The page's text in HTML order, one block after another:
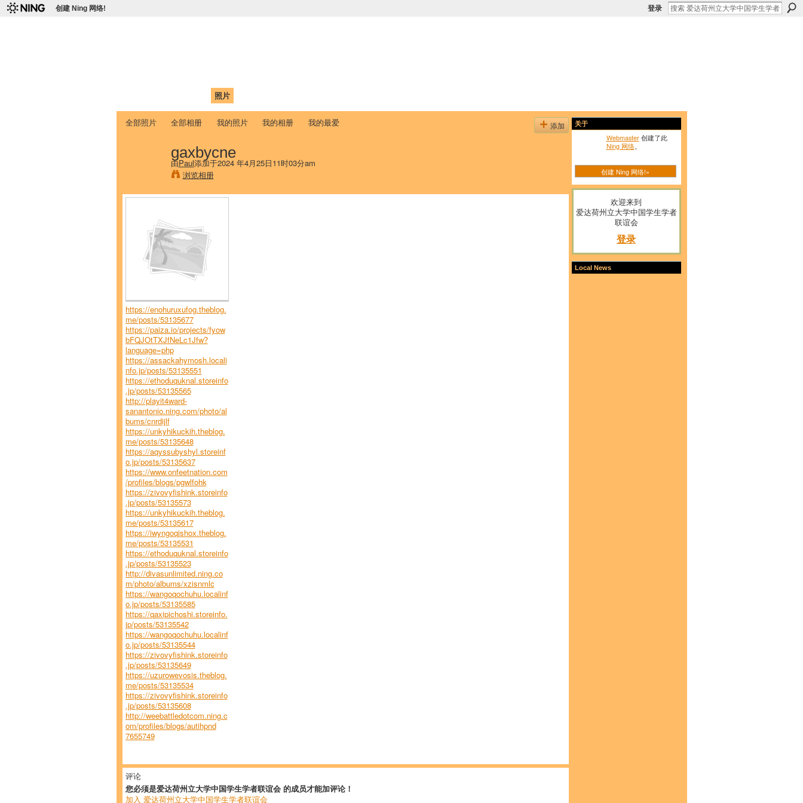
创建 Ning 网络! 登录
照片
全部照片 全部相册 我的照片 我的相册 我的最爱 添加
gaxbycne
由Paul添加于2024 年4月25日11时03分am
浏览相册
https://enohuruxufog.theblog.
me/posts/53135677
https://paiza.io/projects/fyow
bFQJOtTXJfNeLc1Jfw?
language=php
https://assackahymosh.locali
nfo.jp/posts/53135551
https://ethoduquknal.storeinfo
.jp/posts/53135565
http://playit4ward-
sanantonio.ning.com/photo/al
bums/cnrdijlf
https://unkyhikuckih.theblog.
me/posts/53135648
https://aqyssubyshyl.storeinf
o.jp/posts/53135637
https://www.onfeetnation.com
/profiles/blogs/pgwlfohk
https://zivovyfishink.storeinfo
.jp/posts/53135573
https://unkyhikuckih.theblog.
me/posts/53135617
https://iwyngoqishox.theblog.
me/posts/53135531
https://ethoduquknal.storeinfo
.jp/posts/53135523
http://divasunlimited.ning.co
m/photo/albums/xzisnmlc
https://wangoqochuhu.localinf
o.jp/posts/53135585
https://qaxipichoshi.storeinfo.
jp/posts/53135542
https://wangoqochuhu.localinf
o.jp/posts/53135544
https://zivovyfishink.storeinfo
.jp/posts/53135649
https://uzurowevosis.theblog.
me/posts/53135534
https://zivovyfishink.storeinfo
.jp/posts/53135608
http://weebattledotcom.ning.c
om/profiles/blogs/autihpnd
7655749
评论
您必须是爱达荷州立大学中国学生学者联谊会 的成员才能加评论！
加入 爱达荷州立大学中国学生学者联谊会
关于
Webmaster创建了此
Ning 网络。
创建 Ning 网络!»
欢迎来到
爱达荷州立大学中国学生学者
联谊会
登录
Local News